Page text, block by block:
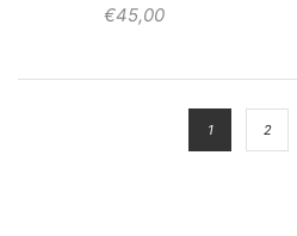
€45,00
1 2